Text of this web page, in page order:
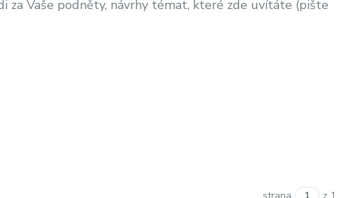
Vaše podněty, návrhy témat, které zde uvítáte (pište